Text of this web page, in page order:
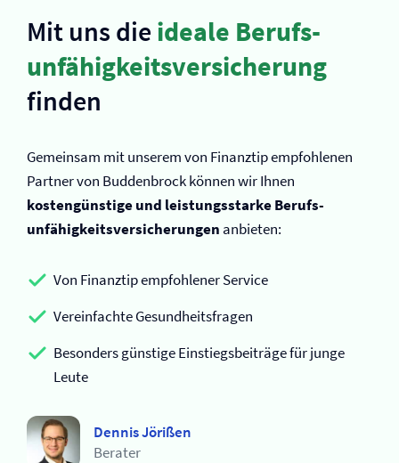
Mit uns die ideale Berufs­
unfähigkeits­versicherung
finden
Gemeinsam mit unserem von Finanztip empfohlenen
Partner von Buddenbrock können wir Ihnen
kostengünstige und leistungsstarke Berufs­
unfähigkeits­versicherungen anbieten:
Von Finanztip empfohlener Service
Vereinfachte Gesundheitsfragen
Besonders günstige Einstiegsbeiträge für junge
Leute
Dennis Jörißen
Berater